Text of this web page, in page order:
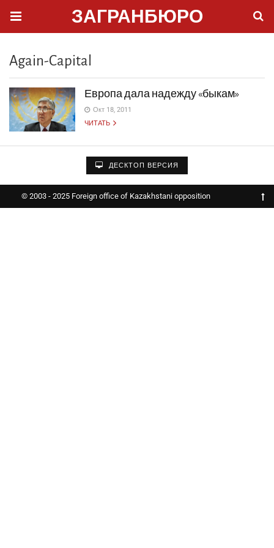
ЗАГРАНБЮРО
Again-Capital
Европа дала надежду «быкам»
Окт 18, 2011
ЧИТАТЬ
ДЕСКТОП ВЕРСИЯ
© 2003 - 2025 Foreign office of Kazakhstani opposition